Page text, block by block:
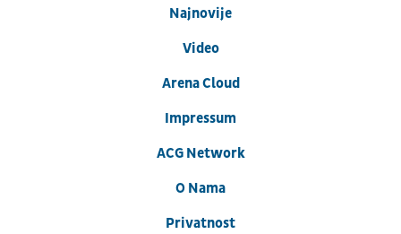
Najnovije
Video
Arena Cloud
Impressum
ACG Network
O Nama
Privatnost